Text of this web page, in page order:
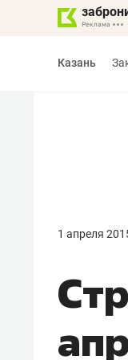
Казань
1 апреля